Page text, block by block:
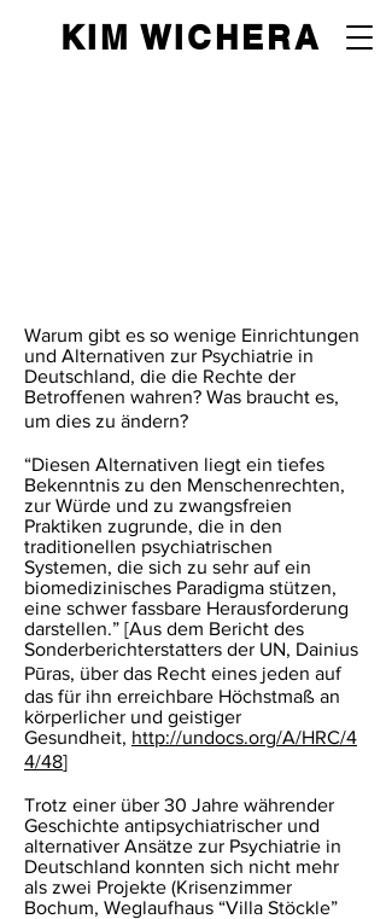
KIM WICHERA
Warum gibt es so wenige Einrichtungen
und Alternativen zur Psychiatrie in
Deutschland, die die Rechte der
Betroffenen wahren? Was braucht es,
um dies zu ändern?
“Diesen Alternativen liegt ein tiefes
Bekenntnis zu den Menschenrechten,
zur Würde und zu zwangsfreien
Praktiken zugrunde, die in den
traditionellen psychiatrischen
Systemen, die sich zu sehr auf ein
biomedizinisches Paradigma stützen,
eine schwer fassbare Herausforderung
darstellen.” [Aus dem Bericht des
Sonderberichterstatters der UN, Dainius
Pūras, über das Recht eines jeden auf
das für ihn erreichbare Höchstmaß an
körperlicher und geistiger
Gesundheit, http://undocs.org/A/HRC/4
4/48]
Trotz einer über 30 Jahre währender
Geschichte antipsychiatrischer und
alternativer Ansätze zur Psychiatrie in
Deutschland konnten sich nicht mehr
als zwei Projekte (Krisenzimmer
Bochum, Weglaufhaus “Villa Stöckle”